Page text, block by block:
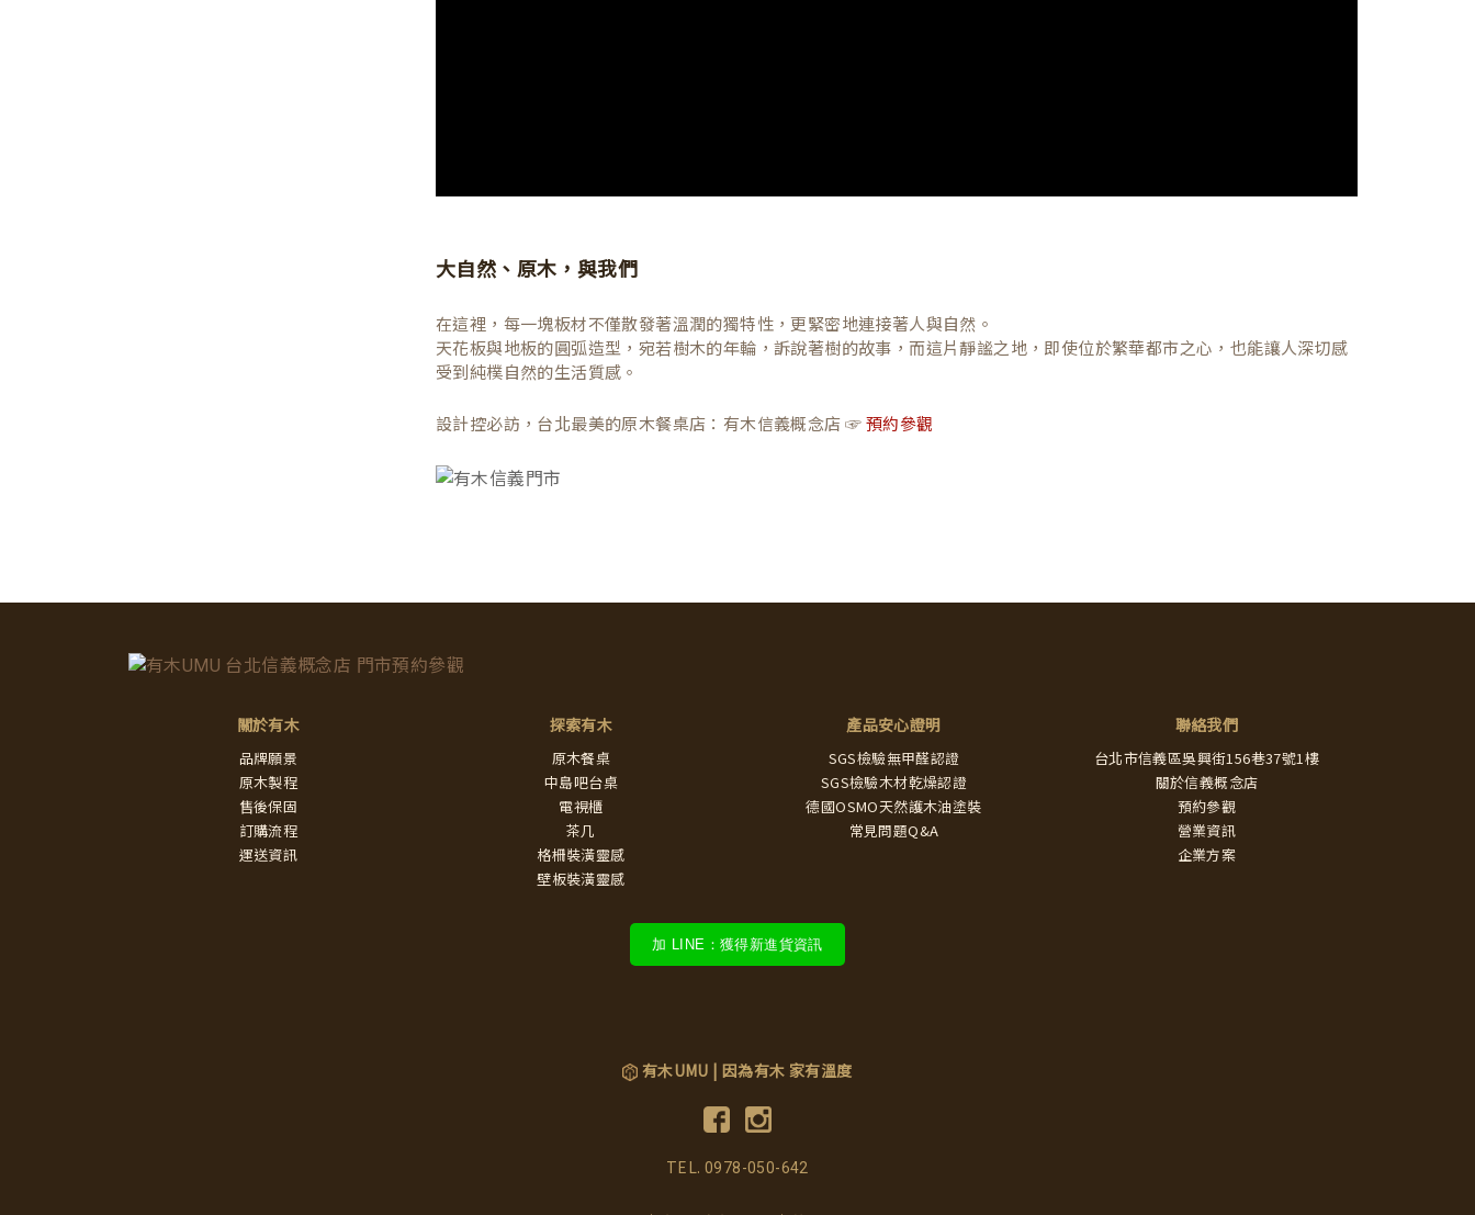
大自然、原木，與我們
在這裡，每一塊板材不僅散發著溫潤的獨特性，更緊密地連接著人與自然。
天花板與地板的圓弧造型，宛若樹木的年輪，訴說著樹的故事，而這片靜謐之地，即使位於繁華都市之心，也能讓人深切感
受到純樸自然的生活質感。
設計控必訪，台北最美的原木餐桌店：有木信義概念店 ☞ 預約參觀
關於有木
品牌願景
原木製程
售後保固
訂購流程
運送資訊
探索有木
原木餐桌
中島吧台桌
電視櫃
茶几
格柵裝潢靈感
壁板裝潢靈感
產品安心證明
SGS檢驗無甲醛認證
SGS檢驗木材乾燥認證
德國OSMO天然護木油塗裝
常見問題Q&A
聯絡我們
台北市信義區吳興街156巷37號1樓
關於信義概念店
預約參觀
營業資訊
企業方案
加 LINE：獲得新進貨資訊
有木UMU | 因為有木 家有溫度
TEL.0978-050-642